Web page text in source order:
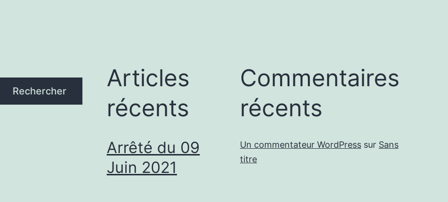
Rechercher
Articles
récents
Arrêté du 09
Juin 2021
Commentaires
récents
Un commentateur WordPress sur Sans
titre